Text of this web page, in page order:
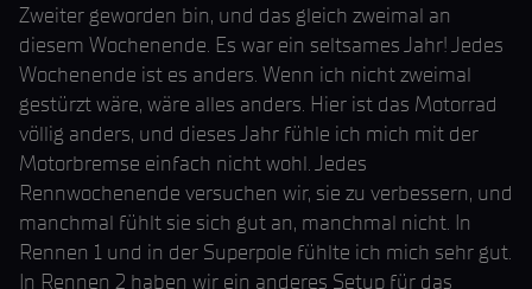
Zweiter geworden bin, und das gleich zweimal an
diesem Wochenende. Es war ein seltsames Jahr! Jedes
Wochenende ist es anders. Wenn ich nicht zweimal
gestürzt wäre, wäre alles anders. Hier ist das Motorrad
völlig anders, und dieses Jahr fühle ich mich mit der
Motorbremse einfach nicht wohl. Jedes
Rennwochenende versuchen wir, sie zu verbessern, und
manchmal fühlt sie sich gut an, manchmal nicht. In
Rennen 1 und in der Superpole fühlte ich mich sehr gut.
In Rennen 2 haben wir ein anderes Setup für das